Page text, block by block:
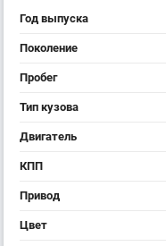
Год выпуска
Поколение
Пробег
Тип кузова
Двигатель
КПП
Привод
Цвет